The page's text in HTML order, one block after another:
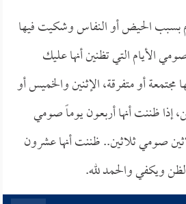
بسبب الحيض أو النفاس وشكيت فيها
الأيام التي تظنين أنها عليك
أو متفرقة، الإثنين والخميس أو
إذا ظننت أنها أربعون يوماً صومي
صومي ثلاثين.. ظننت أنها عشرون
ويكفي والحمد لله.